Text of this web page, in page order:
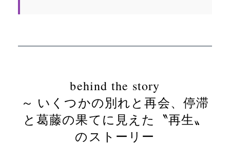
behind the story
～ いくつかの別れと再会、停滞
と葛藤の果てに見えた〝再生〟
のストーリー